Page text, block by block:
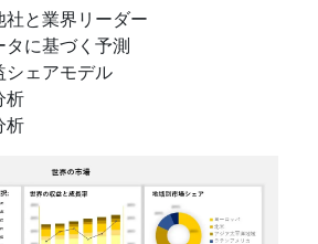
社と業界リーダー
タに基づく予測
シェアモデル
析
析